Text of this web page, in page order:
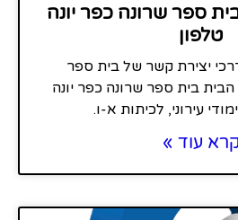
ספר שרונה כפר יונה
טלפון
יצירת קשר של בית ספר
בית ספר שרונה כפר יונה
עירוני, לכיתות א-ו.
קרא עוד »